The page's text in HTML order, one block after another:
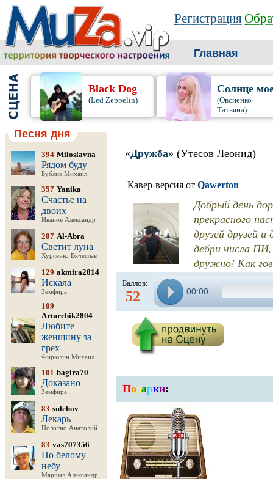
Регистрация
Главная
Black Dog
(Led Zeppelin)
Солнце
(Овсиенко
Татьяна)
Песня дня
394 Miloslavna
Рядом буду
Бублик Михаил
357 Yanika
Счастье на
двоих
Иванов Александр
207 Al-Abra
Светит луна
Хурсенко Вячеслав
129 akmira2814
Искала
Земфира
109
Arturchik2804
Любите
женщину за
грех
Фирюлин Михаил
101 bagira70
Доказано
Земфира
83 sulehov
Лекарь
Полотно Анатолий
83 vas707356
По белому
небу
Маршал Александр
«Дружба» (Утесов Леонид)
Кавер-версия от Qawerton
Добрый день
прекрасного
друзей друзей
дебри числа
дружно! Как
Баллов:
52 00:00
Подарки: